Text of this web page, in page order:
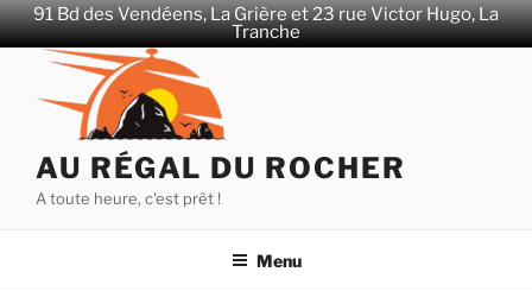
91 Bd des Vendéens, La Grière et 23 rue Victor Hugo, La
Tranche
Aller
contenu
AU RÉGAL DU ROCHER
A toute heure, c'est prêt !
Menu